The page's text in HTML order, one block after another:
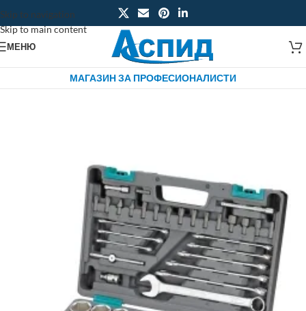
Skip to navigation
Skip to main content
МЕНЮ
МАГАЗИН ЗА ПРОФЕСИОНАЛИСТИ